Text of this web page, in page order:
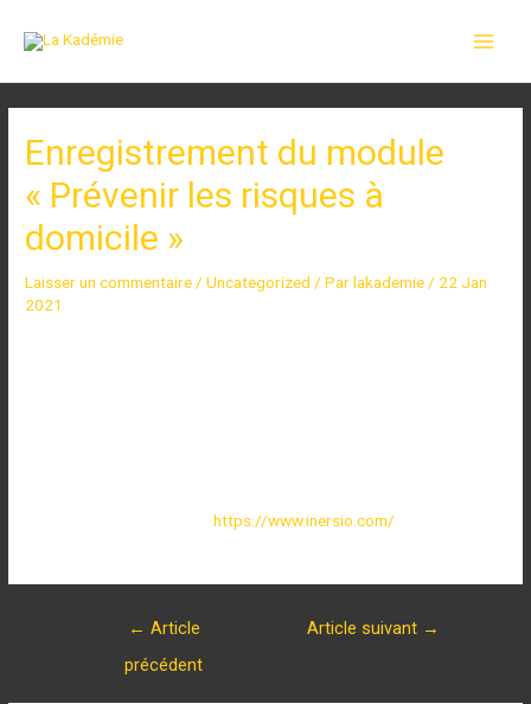
Enregistrement du module
« Prévenir les risques à
domicile »
Laisser un commentaire /Uncategorized / Parlakademie / 22 Jan
2021
Pour vos tournages 360° :https://www.inersio.com/
← Article
précédent
Article suivant →